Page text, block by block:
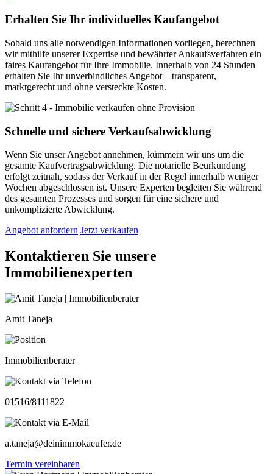
Erhalten Sie Ihr individuelles Kaufangebot
Sobald uns alle notwendigen Informationen vorliegen, berechnen
wir mithilfe unserer Expertise und bewährter Ankaufsverfahren ein
faires Kaufangebot für Ihre Immobilie. Innerhalb von 24 Stunden
erhalten Sie Ihr unverbindliches Angebot – transparent,
marktgerecht und ohne versteckte Kosten.
Schnelle und sichere Verkaufsabwicklung
Wenn Sie unser Angebot annehmen, kümmern wir uns um die
gesamte Kaufvertragsabwicklung. Die notarielle Beurkundung
erfolgt zeitnah, sodass der Verkauf in der Regel innerhalb weniger
Wochen abgeschlossen ist. Unsere Experten begleiten Sie während
des gesamten Prozesses und sorgen für eine sichere und
unkomplizierte Abwicklung.
Angebot anfordern Jetzt verkaufen
Kontaktieren Sie unsere
Immobilienexperten
Amit Taneja
Immobilienberater
01516/8111822
a.taneja@deinimmokaeufer.de
Termin vereinbaren